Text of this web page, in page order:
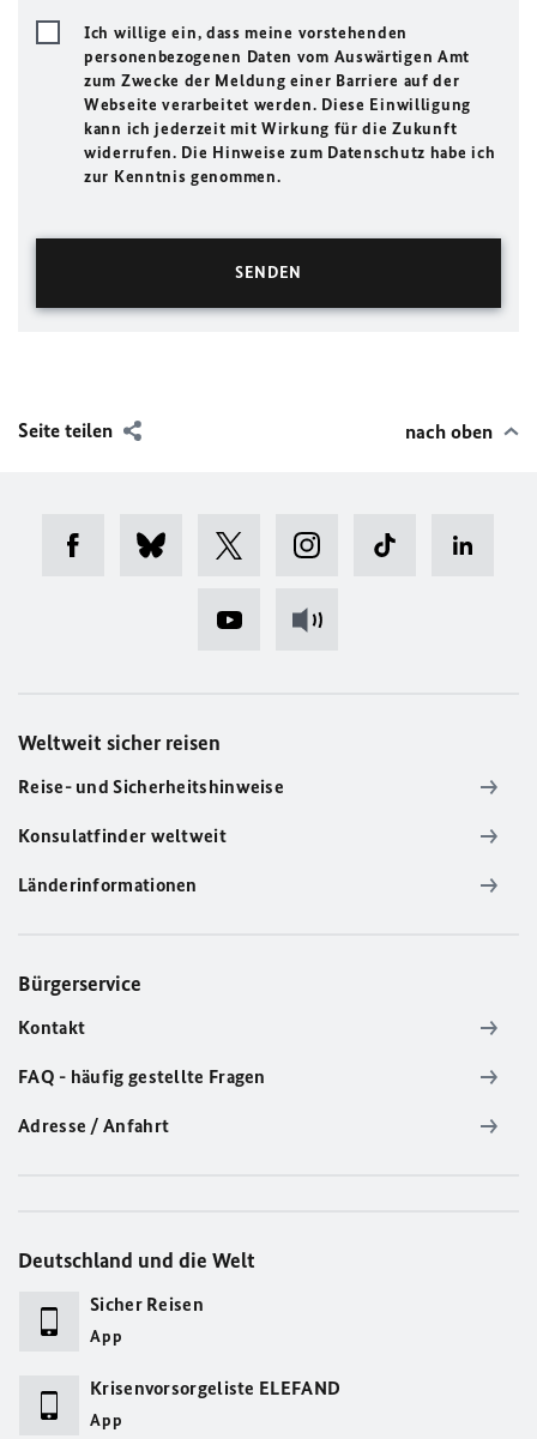
Ich willige ein, dass meine vorstehenden
personenbezogenen Daten vom Auswärtigen Amt
zum Zwecke der Meldung einer Barriere auf der
Webseite verarbeitet werden. Diese Einwilligung
kann ich jederzeit mit Wirkung für die Zukunft
widerrufen. Die Hinweise zum Datenschutz habe ich
zur Kenntnis genommen.
Seite teilen nach oben
Weltweit sicher reisen
Reise- und Sicherheitshinweise
Konsulatfinder weltweit
Länderinformationen
Bürgerservice
Kontakt
FAQ - häufig gestellte Fragen
Adresse / Anfahrt
Deutschland und die Welt
Sicher Reisen
App
Krisenvorsorgeliste ELEFAND
App